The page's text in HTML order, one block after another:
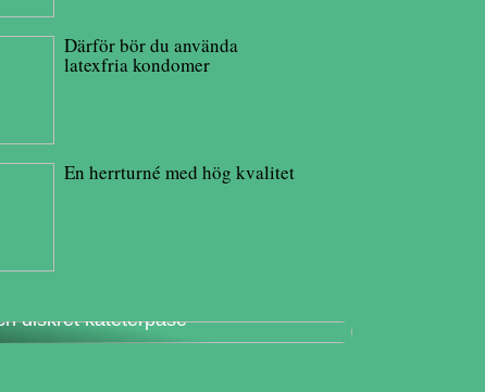
Därför bör du använda
latexfria kondomer
En herrturné med hög kvalitet
diskret kateterpåse